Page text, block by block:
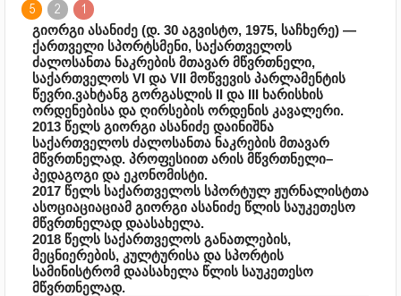
5 2 1
გიორგი ასანიძე (დ. 30 აგვისტო, 1975, საჩხერე) —
ქართველი სპორტსმენი, საქართველოს
ძალოსანთა ნაკრების მთავარ მწვრთნელი,
საქართველოს VI და VII მოწვევის პარლამენტის
წევრი.ვახტანგ გორგასლის II და III ხარისხის
ორდენებისა და ღირსების ორდენის კავალერი.
2013 წელს გიორგი ასანიძე დაინიშნა
საქართველოს ძალოსანთა ნაკრების მთავარ
მწვრთნელად. პროფესიით არის მწვრთნელი–
პედაგოგი და ეკონომისტი.
2017 წელს საქართველოს სპორტულ ჟურნალისტთა
ასოციაციაციამ გიორგი ასანიძე წლის საუკეთესო
მწვრთნელად დაასახელა.
2018 წელს საქართველოს განათლების,
მეცნიერების, კულტურისა და სპორტის
სამინისტრომ დაასახელა წლის საუკეთესო
მწვრთნელად.